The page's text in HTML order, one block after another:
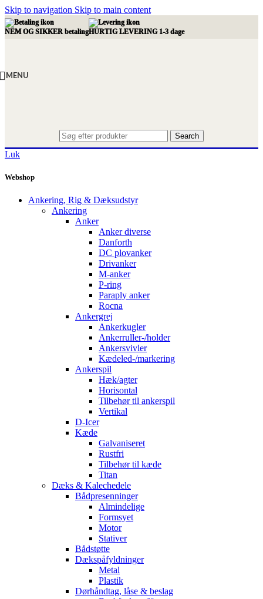
Skip to navigation Skip to main content
NEM OG SIKKER betalingHURTIG LEVERING 1-3 dage
MENU
Search
Luk
Webshop
Ankering, Rig & Dæksudstyr
Ankering
Anker
Anker diverse
Danforth
DC plovanker
Drivanker
M-anker
P-ring
Paraply anker
Rocna
Ankergrej
Ankerkugler
Ankerruller-/holder
Ankersvivler
Kædeled-/markering
Ankerspil
Hæk/agter
Horisontal
Tilbehør til ankerspil
Vertikal
D-Icer
Kæde
Galvaniseret
Rustfri
Tilbehør til kæde
Titan
Dæks & Kalechedele
Bådpresenninger
Almindelige
Formsyet
Motor
Stativer
Bådstøtte
Dækspåfyldninger
Metal
Plastik
Dørhåndtag, låse & beslag